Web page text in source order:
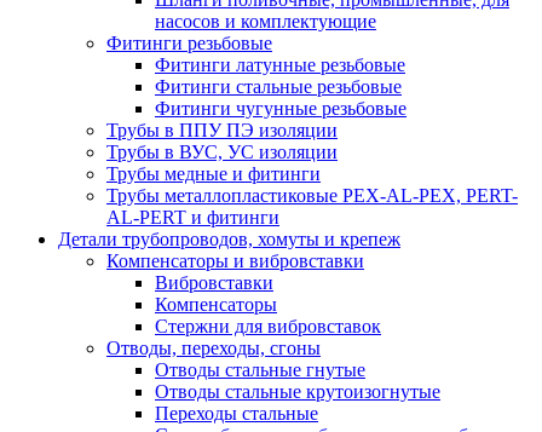
насосов и комплектующие
Фитинги резьбовые
Фитинги латунные резьбовые
Фитинги стальные резьбовые
Фитинги чугунные резьбовые
Трубы в ППУ ПЭ изоляции
Трубы в ВУС, УС изоляции
Трубы медные и фитинги
Трубы металлопластиковые PEX-AL-PEX, PERT-
AL-PERT и фитинги
Детали трубопроводов, хомуты и крепеж
Компенсаторы и вибровставки
Вибровставки
Компенсаторы
Стержни для вибровставок
Отводы, переходы, сгоны
Отводы стальные гнутые
Отводы стальные крутоизогнутые
Переходы стальные